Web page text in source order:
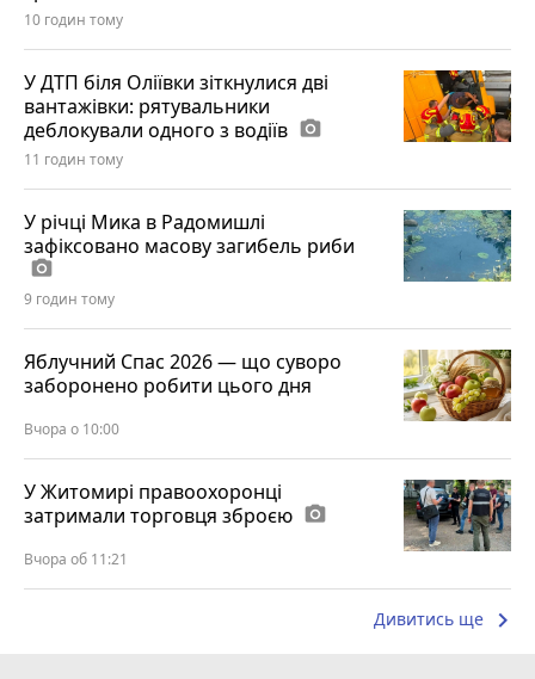
10 годин тому
У ДТП біля Оліївки зіткнулися дві
вантажівки: рятувальники
деблокували одного з водіїв photo_camera
11 годин тому
У річці Мика в Радомишлі
зафіксовано масову загибель риби
photo_camera
9 годин тому
Яблучний Спас 2026 — що суворо
заборонено робити цього дня
Вчора о 10:00
У Житомирі правоохоронці
затримали торговця зброєю photo_camera
Вчора об 11:21
Дивитись ще keyboard_arrow_right